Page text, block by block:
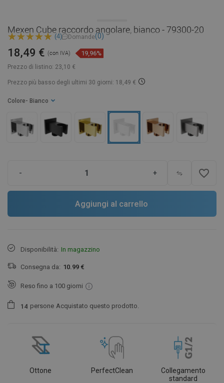
Mexen Cube raccordo angolare, bianco - 79300-20
(4) Domande(0)
Prezzo di listino: 23,10 €
18,49 € (con IVA) 19,96%
Prezzo più basso degli ultimi 30 giorni: 18,49 €
Colore - Bianco
- + favorite_border
Aggiungi al carrello
Disponibilità: In magazzino
Consegna da: 10.99 €
Reso fino a 100 giorni
1 4 persone Acquistato questo prodotto.
Ottone PerfectClean
Collegamento
standard